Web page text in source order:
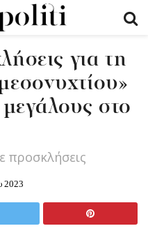
για τη
στο
προσκλήσεις
2023